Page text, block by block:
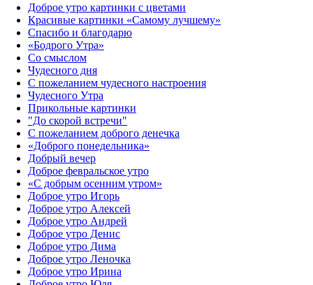
Доброе утро картинки с цветами
Красивые картинки «Самому лучшему»
Спасибо и благодарю
«‎Бодрого Утра»‎
Со смыслом
Чудесного дня
С пожеланием чудесного настроения
Чудесного Утра
Прикольные картинки
"До скорой встречи"
С пожеланием доброго денечка
«Доброго понедельника»‎
Добрый вечер
Доброе февральское утро
«С добрым осенним утром»‎
Доброе утро Игорь
Доброе утро Алексей
Доброе утро Андрей
Доброе утро Денис
Доброе утро Дима
Доброе утро Леночка
Доброе утро Ирина